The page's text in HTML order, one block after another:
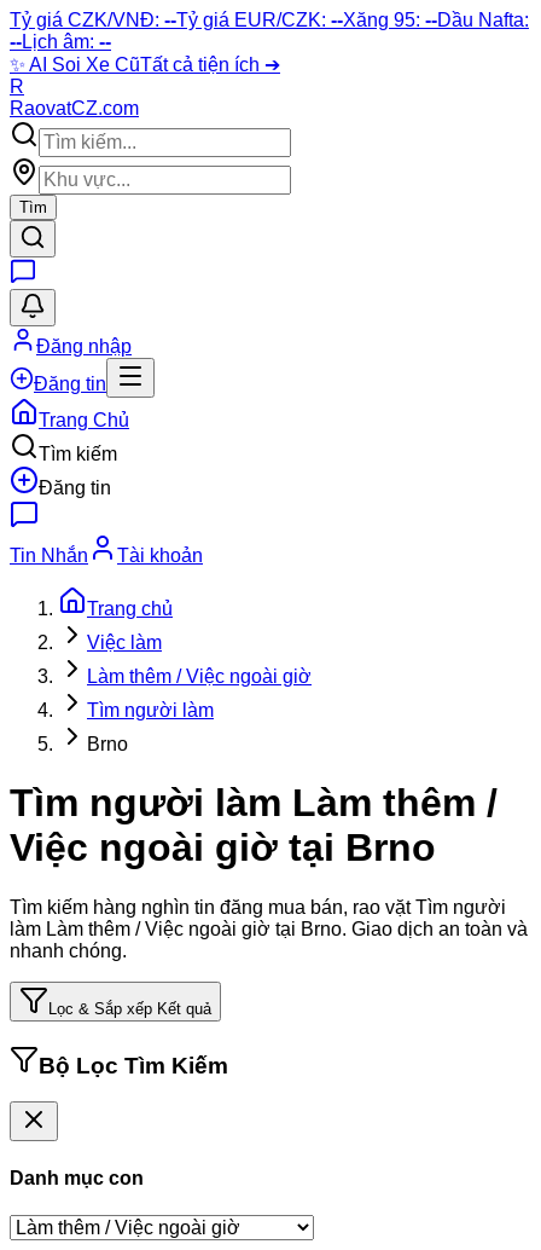
Tỷ giá CZK/VNĐ: --Tỷ giá EUR/CZK: --Xăng 95: --Dầu Nafta:
--Lịch âm: --
✨ AI Soi Xe CũTất cả tiện ích ➔
R
RaovatCZ.com
Tìm
Đăng nhập
Đăng tin
Trang Chủ
Tìm kiếm
Đăng tin
Tin Nhắn Tài khoản
Trang chủ
Việc làm
Làm thêm / Việc ngoài giờ
Tìm người làm
Brno
Tìm người làm Làm thêm /
Việc ngoài giờ tại Brno
Tìm kiếm hàng nghìn tin đăng mua bán, rao vặtTìm người
làm Làm thêm / Việc ngoài giờ tại Brno. Giao dịch an toàn và
nhanh chóng.
Lọc & Sắp xếp Kết quả
Bộ Lọc Tìm Kiếm
Danh mục con